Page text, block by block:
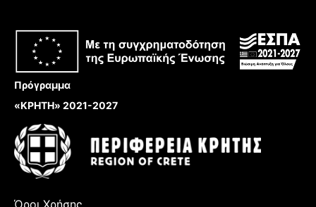
Πρόγραμμα
«ΚΡΗΤΗ» 2021-2027